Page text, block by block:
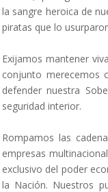
la sangre heroica de
piratas que lo
Exijamos mantener
conjunto merecemos
defender nuestra
seguridad interior.
Rompamos las
empresas
exclusivo del poder
la Nación. Nuestros